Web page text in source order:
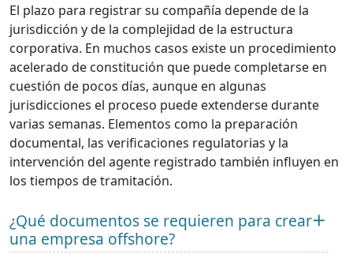
El plazo para registrar su compañía depende de la
jurisdicción y de la complejidad de la estructura
corporativa. En muchos casos existe un procedimiento
acelerado de constitución que puede completarse en
cuestión de pocos días, aunque en algunas
jurisdicciones el proceso puede extenderse durante
varias semanas. Elementos como la preparación
documental, las verificaciones regulatorias y la
intervención del agente registrado también influyen en
los tiempos de tramitación.
¿Qué documentos se requieren para crear
una empresa offshore?